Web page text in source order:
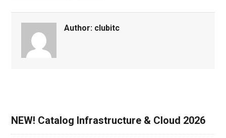
Author: clubitc
NEW! Catalog Infrastructure & Cloud 2026